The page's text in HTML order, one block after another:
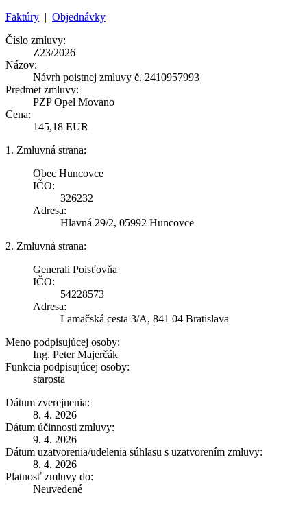
Faktúry | Objednávky
Číslo zmluvy:
Z23/2026
Názov:
Návrh poistnej zmluvy č. 2410957993
Predmet zmluvy:
PZP Opel Movano
Cena:
145,18 EUR
1. Zmluvná strana:
Obec Huncovce
IČO:
326232
Adresa:
Hlavná 29/2, 05992 Huncovce
2. Zmluvná strana:
Generali Poisťovňa
IČO:
54228573
Adresa:
Lamačská cesta 3/A, 841 04 Bratislava
Meno podpisujúcej osoby:
Ing. Peter Majerčák
Funkcia podpisujúcej osoby:
starosta
Dátum zverejnenia:
8. 4. 2026
Dátum účinnosti zmluvy:
9. 4. 2026
Dátum uzatvorenia/udelenia súhlasu s uzatvorením zmluvy:
8. 4. 2026
Platnosť zmluvy do:
Neuvedené